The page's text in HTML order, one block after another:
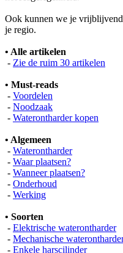
Ook kunnen we je
je regio.
• Alle artikelen
- Zie de ruim 30 artikelen
• Must-reads
- Voordelen
- Noodzaak
- Waterontharder kopen
• Algemeen
- Waterontharder
- Waar plaatsen?
- Wanneer plaatsen?
- Onderhoud
- Werking
• Soorten
- Elektrische waterontharder
- Mechanische
- Enkele harscilinder